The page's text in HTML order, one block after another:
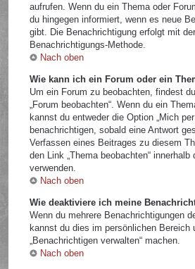
aufrufen. Wenn du ein Thema oder
du hingegen informiert, wenn es neue
gibt. Die Benachrichtigung erfolgt mit
Benachrichtigungs-Methode.
Nach oben
Wie kann ich ein Forum oder ein
Um ein Forum zu beobachten, findest
„Forum beobachten“. Wenn du ein
kannst du entweder die Option „Mich per
benachrichtigen, sobald eine Antwort
Verfassen eines Beitrages zu diesem
den Link „Thema beobachten“ innerhalb
verwenden.
Nach oben
Wie deaktiviere ich meine
Wenn du mehrere Benachrichtigungen
kannst du dies im persönlichen Bereich
„Benachrichtigen verwalten“ machen.
Nach oben